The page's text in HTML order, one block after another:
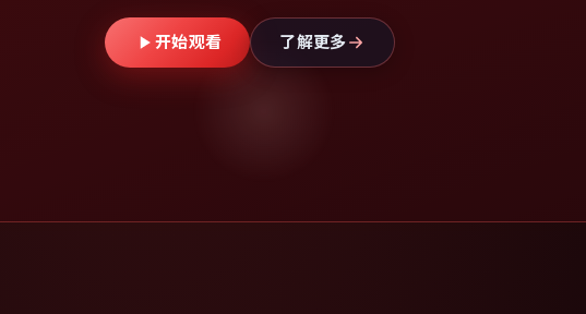
开始观看 了解更多